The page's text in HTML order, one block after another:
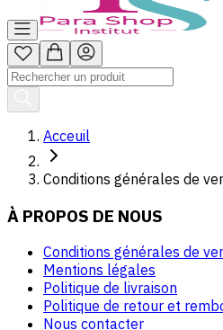
Acceuil
Conditions générales de
À PROPOS DE NOUS
Conditions générales de
Mentions légales
Politique de livraison
Politique de retour et
Nous contacter